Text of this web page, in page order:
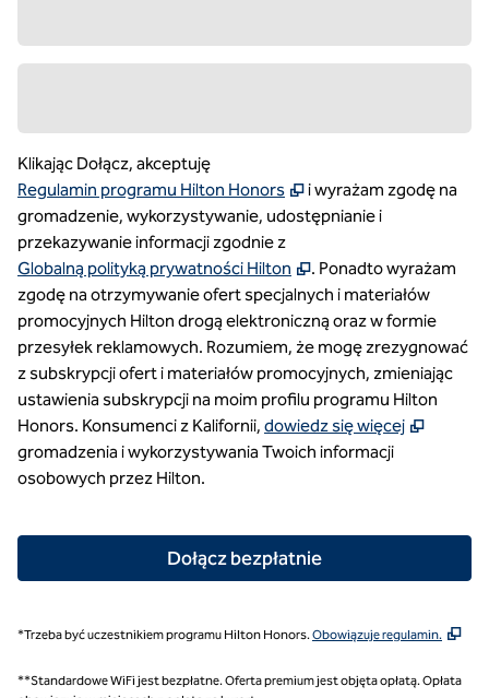
Klikając Dołącz, akceptuję
Regulamin programu Hilton Honors
,Otwiera nową kartę
i wyrażam zgodę na
gromadzenie, wykorzystywanie, udostępnianie i
przekazywanie informacji zgodnie z
Globalną polityką prywatności Hilton
, Otwiera treści w
. Ponadto wyrażam
zgodę na otrzymywanie ofert specjalnych i materiałów
promocyjnych Hilton drogą elektroniczną oraz w formie
przesyłek reklamowych. Rozumiem, że mogę zrezygnować
z subskrypcji ofert i materiałów promocyjnych, zmieniając
ustawienia subskrypcji na moim profilu programu Hilton
Honors. Konsumenci z Kalifornii, dowiedz się więcej ,
gromadzenia i wykorzystywania Twoich informacji
osobowych przez Hilton.
Dołącz bezpłatnie
*Trzeba być uczestnikiem programu Hilton Honors.Obowiązuje regulamin. ,
**Standardowe WiFi jest bezpłatne. Oferta premium jest objęta opłatą. Opłata